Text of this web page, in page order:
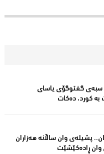
سبەی گفتوگۆی یاسای
بە کورد، دەكات
پشیلەی وان ساڵانە هەزاران
وان ڕادەكێشێت